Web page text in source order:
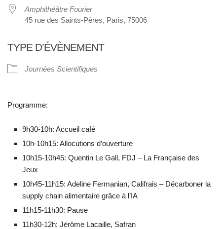
Amphithéâtre Fourier
45 rue des Saints-Pères, Paris, 75006
TYPE D’ÉVÈNEMENT
Journées Scientifiques
Programme:
9h30-10h: Accueil café
10h-10h15: Allocutions d’ouverture
10h15-10h45: Quentin Le Gall, FDJ – La Française des
Jeux
10h45-11h15: Adeline Fermanian, Califrais – Décarboner la
supply chain alimentaire grâce à l’IA
11h15-11h30: Pause
11h30-12h: Jérôme Lacaille, Safran